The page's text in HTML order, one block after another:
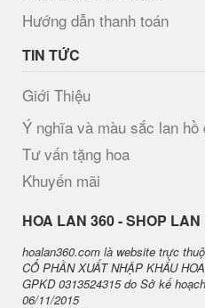
Hướng dẫn thanh toán
TIN TỨC
Giới Thiệu
Ý nghĩa và màu sắc lan hồ
Tư vấn tặng hoa
Khuyến mãi
H​OA LAN 360 - SHOP
hoalan360.com là website trực
CỔ PHẦN XUẤT NHẬP KHẨU
GPKD 0313524315 do Sở kế
06/11/2015